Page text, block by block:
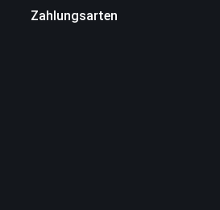
Zahlungsarten